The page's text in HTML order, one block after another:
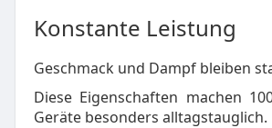
Konstante Leistung
Geschmack und Dampf bleiben
Diese Eigenschaften machen
Geräte besonders alltagstauglich.